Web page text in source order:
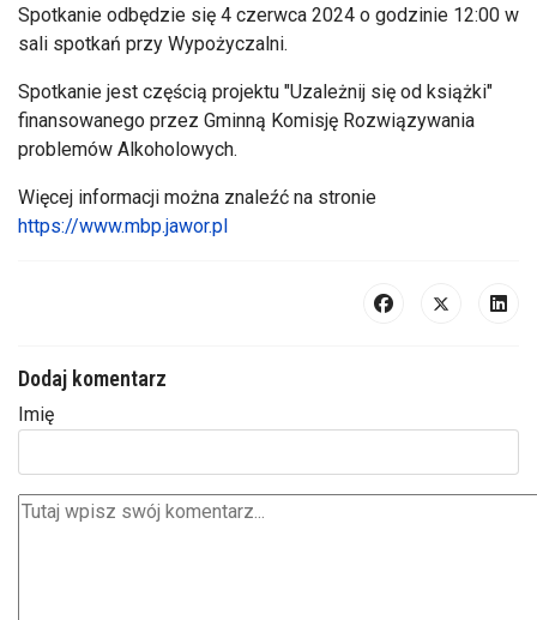
Spotkanie odbędzie się 4 czerwca 2024 o godzinie 12:00 w
sali spotkań przy Wypożyczalni.
Spotkanie jest częścią projektu "Uzależnij się od książki"
finansowanego przez Gminną Komisję Rozwiązywania
problemów Alkoholowych.
Więcej informacji można znaleźć na stronie
https://www.mbp.jawor.pl
Dodaj komentarz
Imię